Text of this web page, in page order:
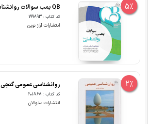
5% QB بمب سوالات روانشناسی عمومی
کد کتاب : 199893
انتشارات آراز نوین
2% روانشناسی عمومی گنجی
کد کتاب : 201868
انتشارات ساوالان